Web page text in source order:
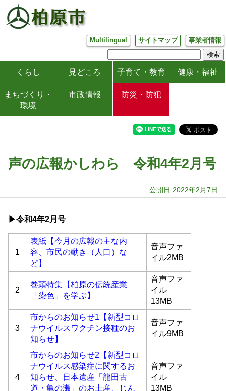
Multilingual サイトマップ 事業者情報
くらし 見どころ 子育て・教育 健康・福祉
まちづくり・
環境
市政情報 防災・防犯
声の広報かしわら 令和4年2月号
公開日 2022年2月7日
▶令和4年2月号
1
表紙【今月の広報の主な内
容、市民の動き（人口）な
ど】
音声ファ
イル2MB
2
巻頭特集【柏原の伝統産業
「染色」を学ぶ】
音声ファ
イル
13MB
3
市からのお知らせ1【新型コロ
ナウイルスワクチン接種のお
知らせ】
音声ファ
イル9MB
4
市からのお知らせ2【新型コロ
ナウイルス感染症に関するお
知らせ、日本遺産「龍田古
道・亀の瀬」のお土産、じん
音声ファ
イル
13MB